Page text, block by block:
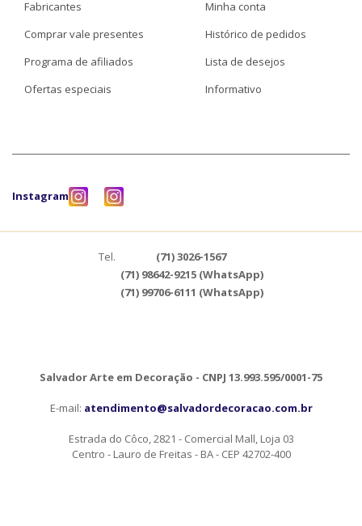
Fabricantes
Comprar vale presentes
Programa de afiliados
Ofertas especiais
Minha conta
Histórico de pedidos
Lista de desejos
Informativo
Instagram
Tel.
(71) 3026-1567
(71) 98642-9215 (WhatsApp)
(71) 99706-6111 (WhatsApp)
Salvador Arte em Decoração - CNPJ 13.993.595/0001-75
E-mail: atendimento@salvadordecoracao.com.br
Estrada do Côco, 2821 - Comercial Mall, Loja 03
Centro - Lauro de Freitas - BA - CEP 42702-400